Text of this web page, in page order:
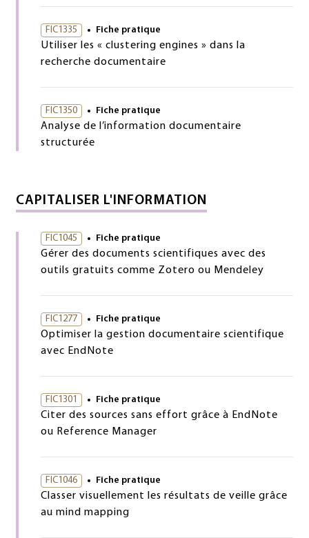
FIC1335 Fiche pratique
Utiliser les « clustering engines » dans la
recherche documentaire
FIC1350 Fiche pratique
Analyse de l’information documentaire
structurée
CAPITALISER L'INFORMATION
FIC1045 Fiche pratique
Gérer des documents scientifiques avec des
outils gratuits comme Zotero ou Mendeley
FIC1277 Fiche pratique
Optimiser la gestion documentaire scientifique
avec EndNote
FIC1301 Fiche pratique
Citer des sources sans effort grâce à EndNote
ou Reference Manager
FIC1046 Fiche pratique
Classer visuellement les résultats de veille grâce
au mind mapping